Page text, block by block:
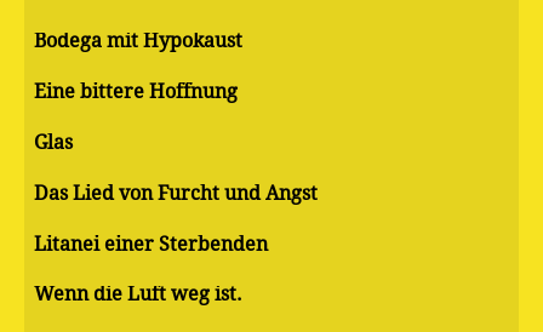
Bodega mit Hypokaust
Eine bittere Hoffnung
Glas
Das Lied von Furcht und Angst
Litanei einer Sterbenden
Wenn die Luft weg ist.